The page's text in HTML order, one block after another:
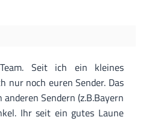
Team. Seit ich ein kleines
nur noch euren Sender. Das
Sendern (z.B.Bayern
Ihr seit ein gutes Laune